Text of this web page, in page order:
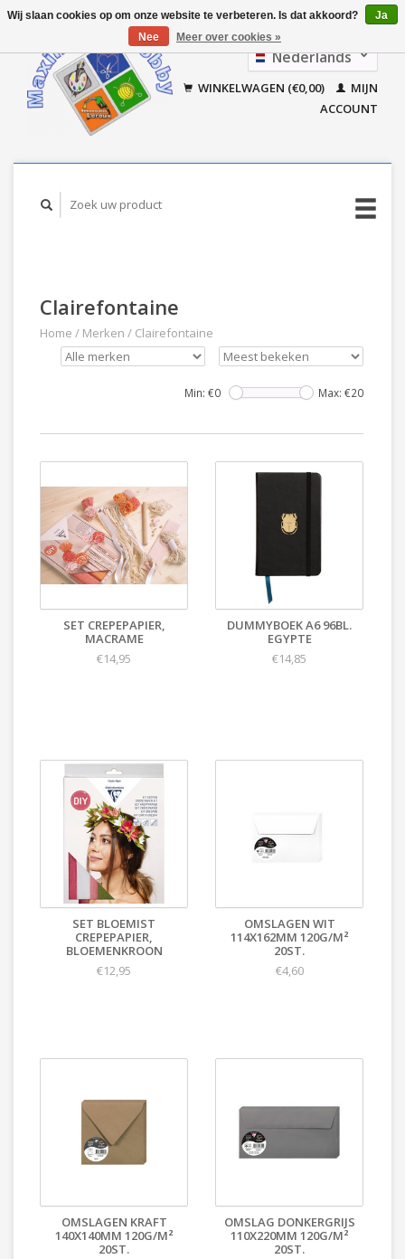
Nederlands
Français
WINKELWAGEN (€0,00)
MIJN
ACCOUNT
Clairefontaine
Home / Merken / Clairefontaine
Min: €0 Max: €20
SET CREPEPAPIER,
MACRAME
€14,95
DUMMYBOEK A6 96BL.
EGYPTE
€14,85
SET BLOEMIST
CREPEPAPIER,
BLOEMENKROON
€12,95
OMSLAGEN WIT
114X162MM 120G/M²
20ST.
€4,60
OMSLAGEN KRAFT
140X140MM 120G/M²
20ST.
OMSLAG DONKERGRIJS
110X220MM 120G/M²
20ST.
Wij slaan cookies op om onze website te verbeteren. Is dat akkoord?
Ja
Nee
Meer over cookies »